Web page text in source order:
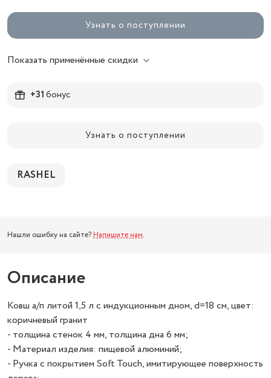
Узнать о поступлении
Показать применённые скидки
+31бонус
Узнать о поступлении
RASHEL
Нашли ошибку на сайте? Напишите нам.
Описание
Ковш а/п литой 1,5 л с индукционным дном, d=18 см, цвет:
коричневый гранит
- толщина стенок 4 мм, толщина дна 6 мм;
- Материал изделия: пищевой алюминий;
- Ручка с покрытием Soft Touch, имитирующее поверхность